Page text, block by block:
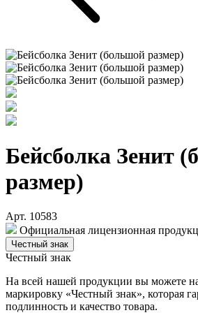
Бейсболка Зенит
размер)
Арт. 10583
Официальная лицензионная
Честный знак
Честный знак
На всей нашей продукции вы можете
маркировку «Честный знак», которая
подлинность и качество товара.